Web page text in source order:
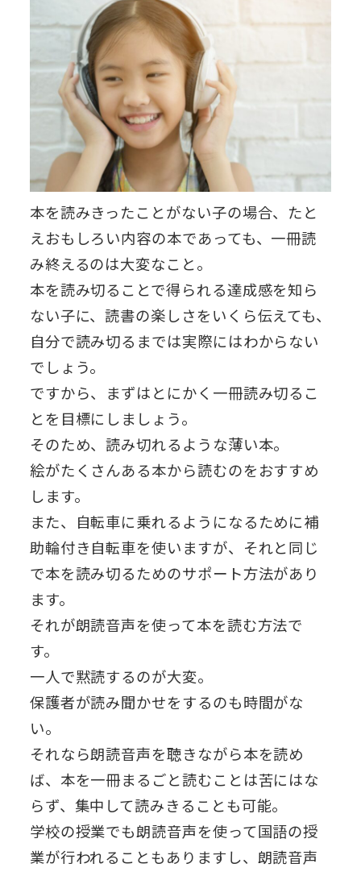
本を読みきったことがない子の場合、たと
えおもしろい内容の本であっても、一冊読
み終えるのは大変なこと。
本を読み切ることで得られる達成感を知ら
ない子に、読書の楽しさをいくら伝えても、
自分で読み切るまでは実際にはわからない
でしょう。
ですから、まずはとにかく一冊読み切るこ
とを目標にしましょう。
そのため、読み切れるような薄い本。
絵がたくさんある本から読むのをおすすめ
します。
また、自転車に乗れるようになるために補
助輪付き自転車を使いますが、それと同じ
で本を読み切るためのサポート方法があり
ます。
それが朗読音声を使って本を読む方法で
す。
一人で黙読するのが大変。
保護者が読み聞かせをするのも時間がな
い。
それなら朗読音声を聴きながら本を読め
ば、本を一冊まるごと読むことは苦にはな
らず、集中して読みきることも可能。
学校の授業でも朗読音声を使って国語の授
業が行われることもありますし、朗読音声